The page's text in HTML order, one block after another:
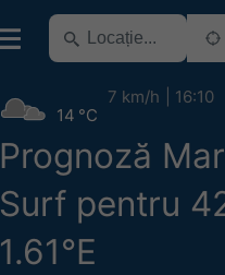
Prognoză
Surf pentru
1.61°E
14 °C
7 km/h 16:10